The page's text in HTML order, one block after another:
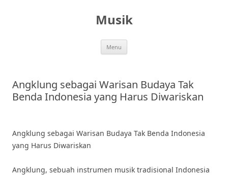
Musik
Menu
Angklung sebagai Warisan Budaya Tak
Benda Indonesia yang Harus Diwariskan
Angklung sebagai Warisan Budaya Tak Benda Indonesia
yang Harus Diwariskan
Angklung, sebuah instrumen musik tradisional Indonesia